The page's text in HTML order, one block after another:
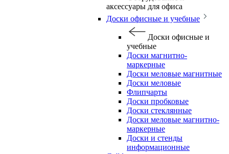
аксессуары для офиса
Доски офисные и учебные
Доски офисные и
учебные
Доски магнитно-
маркерные
Доски меловые магнитные
Доски меловые
Флипчарты
Доски пробковые
Доски стеклянные
Доски меловые магнитно-
маркерные
Доски и стенды
информационные